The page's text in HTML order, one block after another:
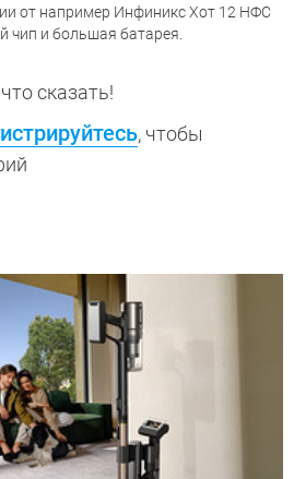
от например Инфиникс Хот 12 НФС
чип и большая батарея.
сказать!
, чтобы